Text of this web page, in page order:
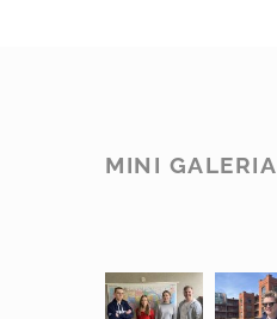
MINI GALERIA